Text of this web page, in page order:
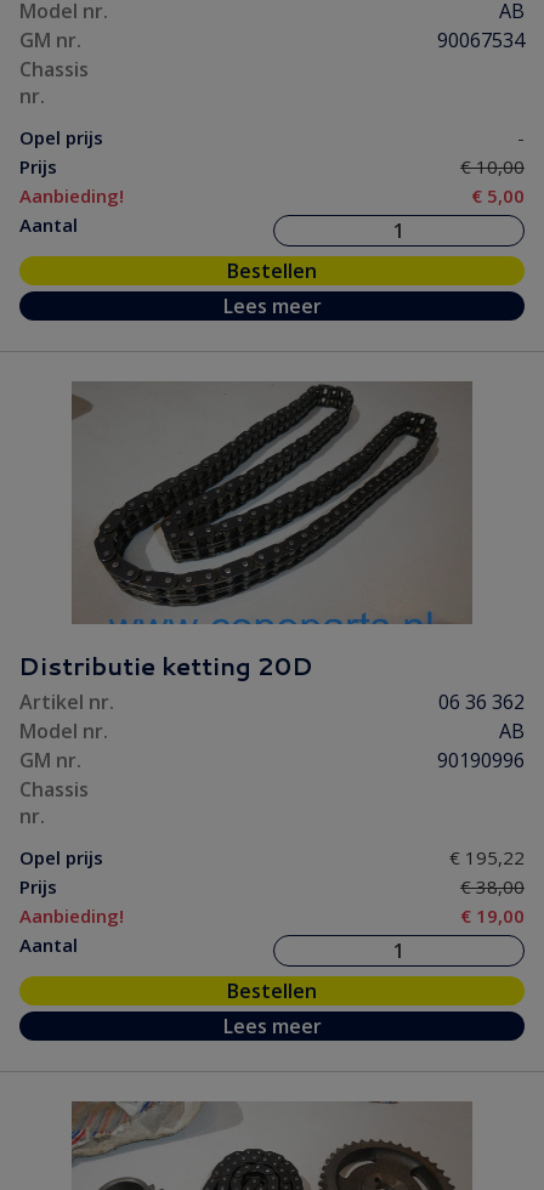
Model nr.
AB
GM nr.
90067534
Chassis
nr.
Opel prijs
-
Prijs
€ 10,00
Aanbieding!
€ 5,00
Aantal
Bestellen
Lees meer
Distributie ketting 20D
Artikel nr.
06 36 362
Model nr.
AB
GM nr.
90190996
Chassis
nr.
Opel prijs
€ 195,22
Prijs
€ 38,00
Aanbieding!
€ 19,00
Aantal
Bestellen
Lees meer